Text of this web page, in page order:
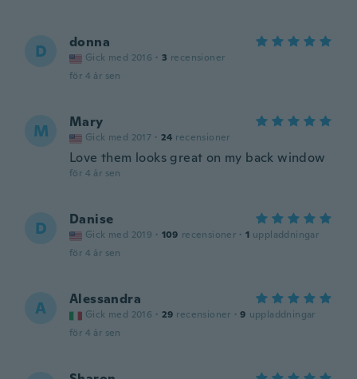
D donna
Gick med 2016 · 3 recensioner
för 4 år sen
M Mary
Gick med 2017 · 24 recensioner
Love them looks great on my back window
för 4 år sen
D Danise
Gick med 2019 · 109 recensioner · 1 uppladdningar
för 4 år sen
A Alessandra
Gick med 2016 · 29 recensioner · 9 uppladdningar
för 4 år sen